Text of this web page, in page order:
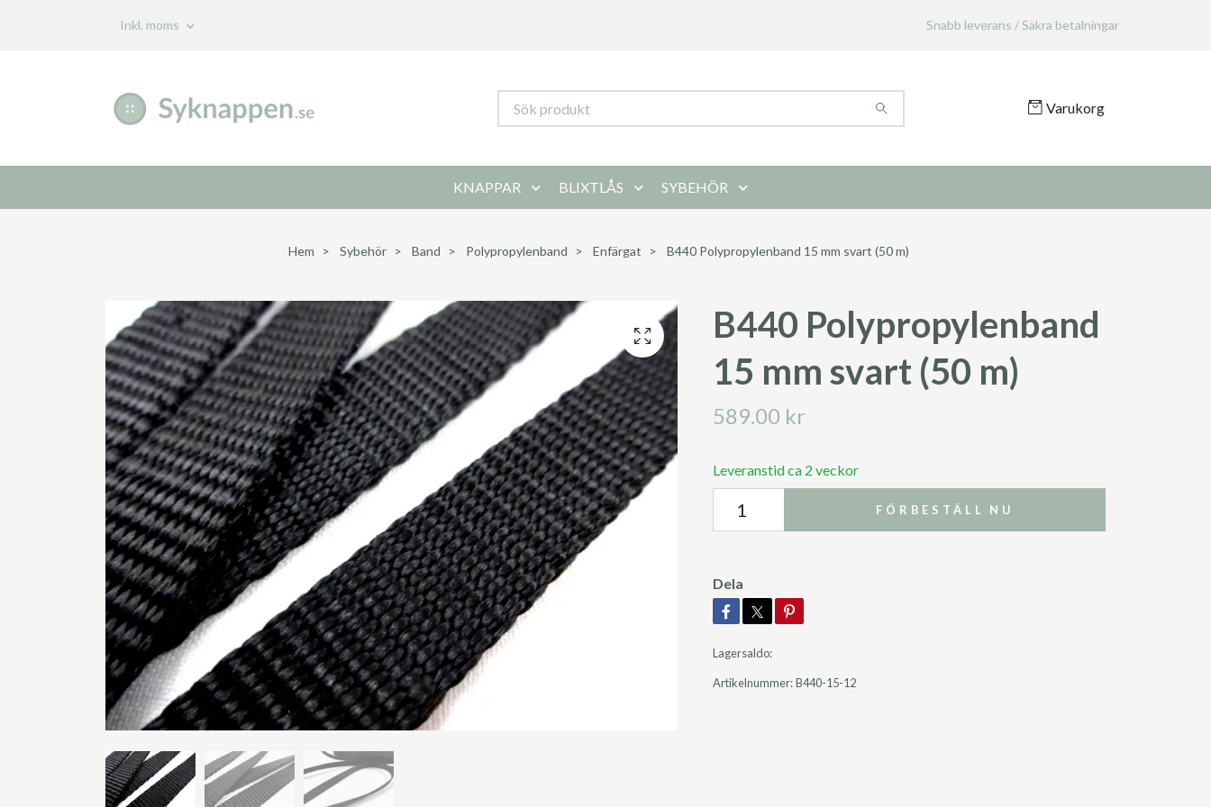
Inkl. moms Snabb leverans / Säkra betalningar
Varukorg
KNAPPAR BLIXTLÅS SYBEHÖR
Hem Sybehör Band Polypropylenband Enfärgat B440 Polypropylenband 15 mm svart (50 m)
B440 Polypropylenband
15 mm svart (50 m)
589.00 kr
Leveranstid ca 2 veckor
FÖRBESTÄLL NU
Dela
Lagersaldo:
Artikelnummer:B440-15-12